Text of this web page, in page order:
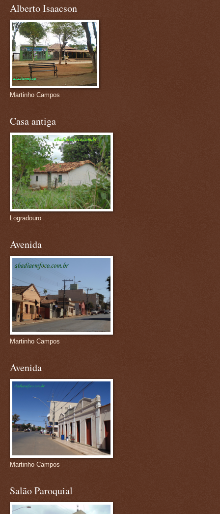
Alberto Isaacson
Martinho Campos
Casa antiga
Logradouro
Avenida
Martinho Campos
Avenida
Martinho Campos
Salão Paroquial